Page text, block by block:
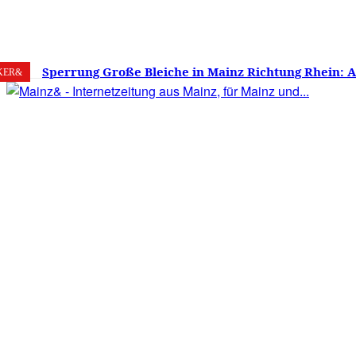
7. August 2026 22.6 Mainz
Sperrung Große Bleiche in Mainz Richtung Rhein:
verwirrt, Mainzer stinksauer – Haben die Mainzer